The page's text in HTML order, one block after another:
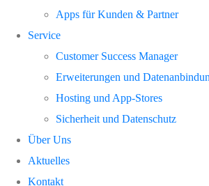
Apps für Kunden & Partner
Service
Customer Success Manager
Erweiterungen und
Hosting und App-Stores
Sicherheit und Datenschutz
Über Uns
Aktuelles
Kontakt